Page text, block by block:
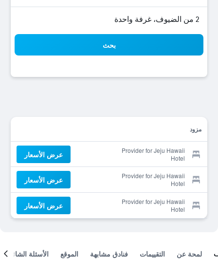
2 من الضيوف، غرفة واحدة
بحث
مزود
Provider for Jeju Hawaii
Hotel
عرض الأسعار
Provider for Jeju Hawaii
Hotel
عرض الأسعار
Provider for Jeju Hawaii
Hotel
عرض الأسعار
لمحة عن التقييمات فنادق مشابهة الموقع الأسئلة الشائعة